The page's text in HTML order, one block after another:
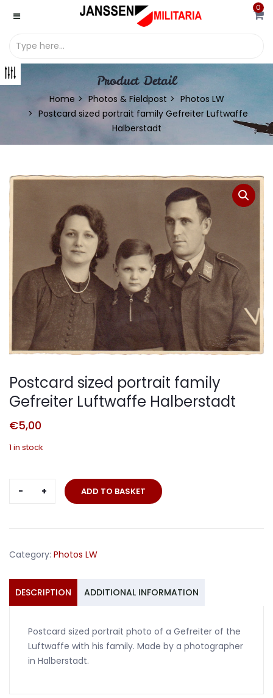
0
Product Detail
Home Photos & Fieldpost
Photos LW
Postcard sized portrait family Gefreiter Luftwaffe
Halberstadt
Postcard sized portrait family
Gefreiter Luftwaffe Halberstadt
€5,00
1 in stock
Postcard
Luftwaffe
quantity
ADD TO BASKET
Category: Photos LW
DESCRIPTION ADDITIONAL INFORMATION
Postcard sized portrait photo of a Gefreiter of the
Luftwaffe with his family. Made by a photographer
in Halberstadt.